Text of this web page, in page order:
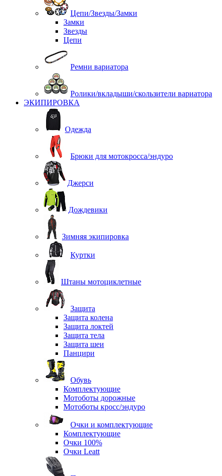
Цепи/Звезды/Замки
Замки
Звезды
Цепи
Ремни вариатора
Ролики/вкладыши/скользители вариатора
ЭКИПИРОВКА
Одежда
Брюки для мотокросса/эндуро
Джерси
Дождевики
Зимняя экипировка
Куртки
Штаны мотоциклетные
Защита
Защита колена
Защита локтей
Защита тела
Защита шеи
Панцири
Обувь
Комплектующие
Мотоботы дорожные
Мотоботы кросс/эндуро
Очки и комплектующие
Комплектующие
Очки 100%
Очки Leatt